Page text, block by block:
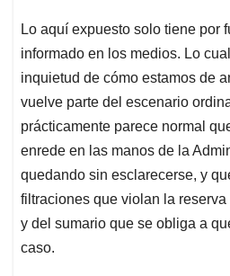
Lo aquí expuesto solo tiene por
informado en los medios. Lo
inquietud de cómo estamos de
vuelve parte del escenario
prácticamente parece normal
enrede en las manos de la
quedando sin esclarecerse, y
filtraciones que violan la
y del sumario que se obliga a
caso.